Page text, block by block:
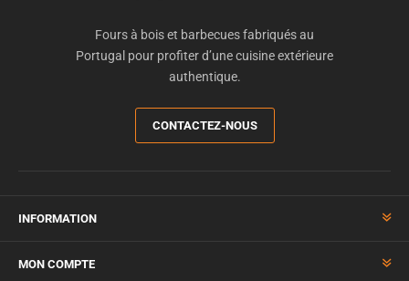
Fours à bois et barbecues fabriqués au
Portugal pour profiter d’une cuisine extérieure
authentique.
CONTACTEZ-NOUS
INFORMATION
MON COMPTE